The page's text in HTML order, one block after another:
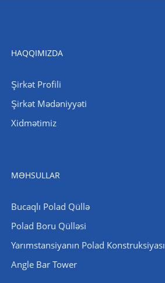
HAQQIMIZDA
Şirkət Profili
Şirkət Mədəniyyəti
Xidmətimiz
MƏHSULLAR
Bucaqlı Polad Qüllə
Polad Boru Qülləsi
Yarımstansiyanın Polad Konstruksiyası
Angle Bar Tower